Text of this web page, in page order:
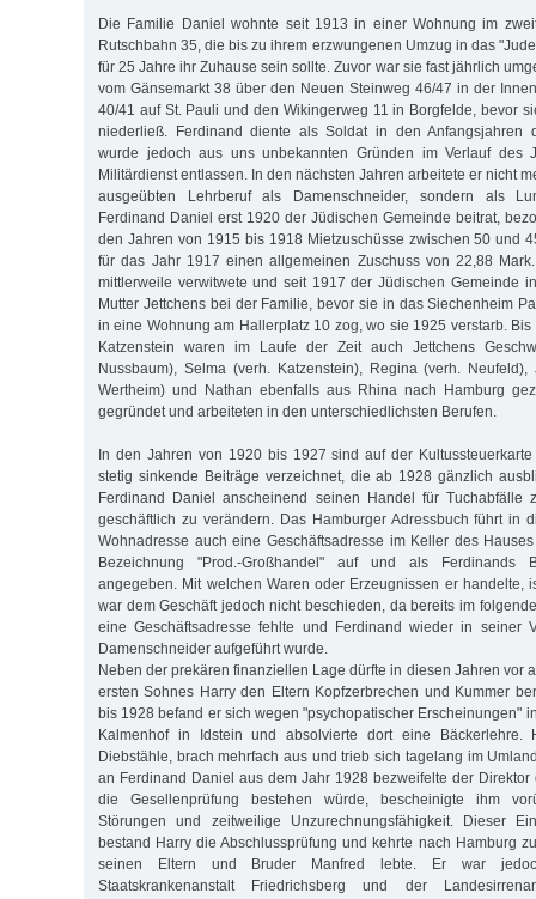
Die Familie Daniel wohnte seit 1913 in einer Wohnung im
Rutschbahn 35, die bis zu ihrem erzwungenen Umzug in das
für 25 Jahre ihr Zuhause sein sollte. Zuvor war sie fast jährlich
vom Gänsemarkt 38 über den Neuen Steinweg 46/47 in der
40/41 auf St. Pauli und den Wikingerweg 11 in Borgfelde, bevor
niederließ. Ferdinand diente als Soldat in den Anfangsjahren
wurde jedoch aus uns unbekannten Gründen im Verlauf des
Militärdienst entlassen. In den nächsten Jahren arbeitete er nicht
ausgeübten Lehrberuf als Damenschneider, sondern als
Ferdinand Daniel erst 1920 der Jüdischen Gemeinde beitrat,
den Jahren von 1915 bis 1918 Mietzuschüsse zwischen 50 und
für das Jahr 1917 einen allgemeinen Zuschuss von 22,88
mittlerweile verwitwete und seit 1917 der Jüdischen Gemeinde
Mutter Jettchens bei der Familie, bevor sie in das Siechenheim
in eine Wohnung am Hallerplatz 10 zog, wo sie 1925 verstarb.
Katzenstein waren im Laufe der Zeit auch Jettchens
Nussbaum), Selma (verh. Katzenstein), Regina (verh.
Wertheim) und Nathan ebenfalls aus Rhina nach Hamburg
gegründet und arbeiteten in den unterschiedlichsten Berufen.
In den Jahren von 1920 bis 1927 sind auf der
stetig sinkende Beiträge verzeichnet, die ab 1928 gänzlich
Ferdinand Daniel anscheinend seinen Handel für Tuchabfälle
geschäftlich zu verändern. Das Hamburger Adressbuch führt in
Wohnadresse auch eine Geschäftsadresse im Keller des
Bezeichnung "Prod.-Großhandel" auf und als Ferdinands
angegeben. Mit welchen Waren oder Erzeugnissen er handelte,
war dem Geschäft jedoch nicht beschieden, da bereits im
eine Geschäftsadresse fehlte und Ferdinand wieder in seiner
Damenschneider aufgeführt wurde.
Neben der prekären finanziellen Lage dürfte in diesen Jahren vor
ersten Sohnes Harry den Eltern Kopfzerbrechen und Kummer
bis 1928 befand er sich wegen "psychopatischer Erscheinungen"
Kalmenhof in Idstein und absolvierte dort eine Bäckerlehre.
Diebstähle, brach mehrfach aus und trieb sich tagelang im
an Ferdinand Daniel aus dem Jahr 1928 bezweifelte der Direktor
die Gesellenprüfung bestehen würde, bescheinigte ihm
Störungen und zeitweilige Unzurechnungsfähigkeit. Dieser
bestand Harry die Abschlussprüfung und kehrte nach Hamburg
seinen Eltern und Bruder Manfred lebte. Er war
Staatskrankenanstalt Friedrichsberg und der